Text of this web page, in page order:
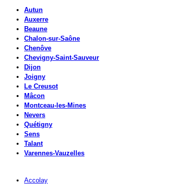
Autun
Auxerre
Beaune
Chalon-sur-Saône
Chenôve
Chevigny-Saint-Sauveur
Dijon
Joigny
Le Creusot
Mâcon
Montceau-les-Mines
Nevers
Quétigny
Sens
Talant
Varennes-Vauzelles
Accolay